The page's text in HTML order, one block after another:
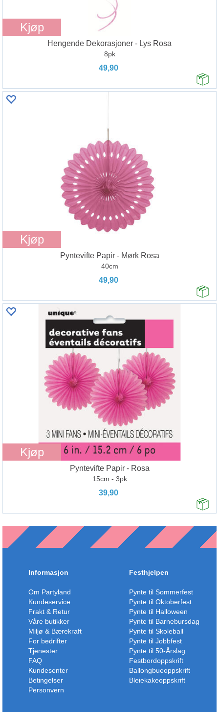
Kjøp
Hengende Dekorasjoner - Lys Rosa
8pk
49,90
Kjøp
Pyntevifte Papir - Mørk Rosa
40cm
49,90
Kjøp
Pyntevifte Papir - Rosa
15cm - 3pk
39,90
Informasjon
Om Partyland
Kundeservice
Frakt & Retur
Våre butikker
Miljø & Bærekraft
For bedrifter
Tjenester
FAQ
Kundesenter
Betingelser
Personvern
Festhjelpen
Pynte til Sommerfest
Pynte til Oktoberfest
Pynte til Halloween
Pynte til Barnebursdag
Pynte til Skoleball
Pynte til Jobbfest
Pynte til 50-Årslag
Festbordoppskrift
Ballongbueoppskrift
Bleiekakeoppskrift